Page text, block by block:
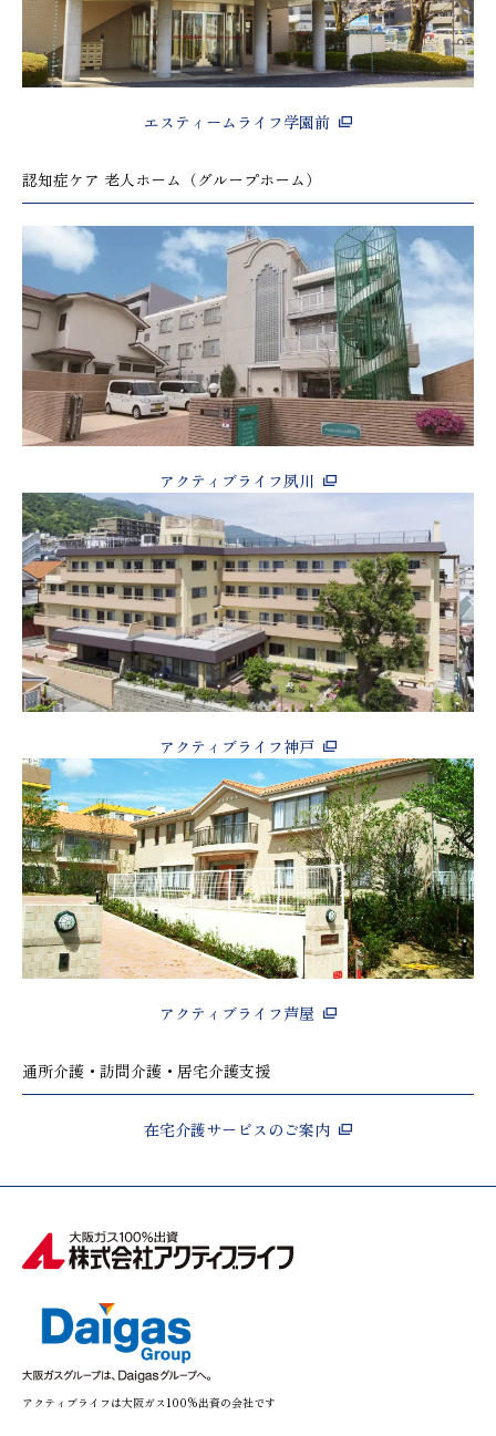
エスティームライフ学園前
認知症ケア 老人ホーム（グループホーム）
アクティブライフ夙川
アクティブライフ神戸
アクティブライフ芦屋
通所介護・訪問介護・居宅介護支援
在宅介護サービスのご案内
アクティブライフは大阪ガス100%出資の会社です